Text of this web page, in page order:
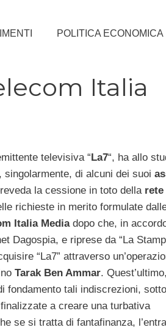
POLITICA ECONOMICA
Italia
televisiva “La7“, ha allo
di alcuni dei suoi
la cessione in toto della
richieste in merito formulate
Italia Mediadopo che, in
Dagospia, e riprese da “La
“La7” attraverso
Tarak Ben Ammar.
fondamento tali indiscrezioni,
a creare una turbativa
se si tratta di fantafinanza,